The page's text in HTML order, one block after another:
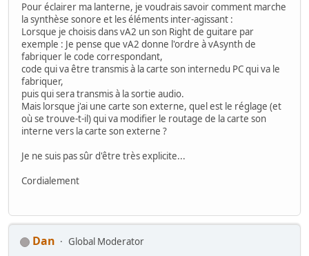
Pour éclairer ma lanterne, je voudrais savoir comment marche
la synthèse sonore et les éléments inter-agissant :
Lorsque je choisis dans vA2 un son Right de guitare par
exemple : Je pense que vA2 donne l'ordre à vAsynth de
fabriquer le code correspondant,
code qui va être transmis à la carte son internedu PC qui va le
fabriquer,
puis qui sera transmis à la sortie audio.
Mais lorsque j'ai une carte son externe, quel est le réglage (et
où se trouve-t-il) qui va modifier le routage de la carte son
interne vers la carte son externe ?
Je ne suis pas sûr d'être très explicite...
Cordialement
Dan
Global Moderator